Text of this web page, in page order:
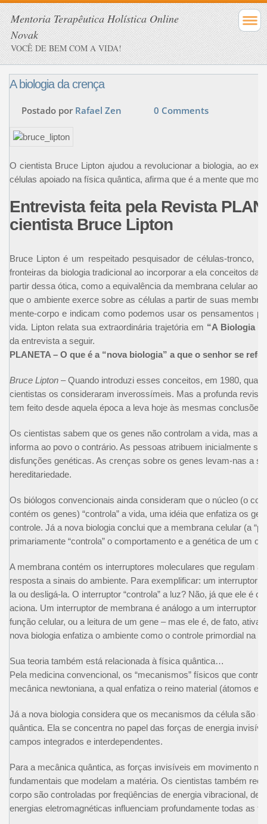
Mentoria Terapêutica Holística Online
Novak
VOCÊ DE BEM COM A VIDA!
A biologia da crença
Postado por Rafael Zen 0 Comments
O cientista Bruce Lipton ajudou a revolucionar a biologia, ao
células apoiado na física quântica, afirma que é a mente que
Entrevista feita pela Revista
cientista Bruce Lipton
Bruce Lipton é um respeitado pesquisador de células-tronco,
fronteiras da biologia tradicional ao incorporar a ela conceitos da
partir dessa ótica, como a equivalência da membrana celular ao
que o ambiente exerce sobre as células a partir de suas
mente-corpo e indicam como podemos usar os pensamentos
vida. Lipton relata sua extraordinária trajetória em “A Biologia
da entrevista a seguir.
PLANETA – O que é a “nova biologia” a que o senhor se
Bruce Lipton– Quando introduzi esses conceitos, em 1980,
cientistas os consideraram inverossímeis. Mas a profunda
tem feito desde aquela época a leva hoje às mesmas conclusões
Os cientistas sabem que os genes não controlam a vida, mas a
informa ao povo o contrário. As pessoas atribuem inicialmente
disfunções genéticas. As crenças sobre os genes levam-nas a
hereditariedade.
Os biólogos convencionais ainda consideram que o núcleo (o
contém os genes) “controla” a vida, uma idéia que enfatiza os
controle. Já a nova biologia conclui que a membrana celular (a
primariamente “controla” o comportamento e a genética de um
A membrana contém os interruptores moleculares que regulam
resposta a sinais do ambiente. Para exemplificar: um interruptor
la ou desligá-la. O interruptor “controla” a luz? Não, já que ele é
aciona. Um interruptor de membrana é análogo a um interruptor
função celular, ou a leitura de um gene – mas ele é, de fato,
nova biologia enfatiza o ambiente como o controle primordial na
Sua teoria também está relacionada à física quântica…
Pela medicina convencional, os “mecanismos” físicos que
mecânica newtoniana, a qual enfatiza o reino material (átomos e
Já a nova biologia considera que os mecanismos da célula são
quântica. Ela se concentra no papel das forças de energia
campos integrados e interdependentes.
Para a mecânica quântica, as forças invisíveis em movimento
fundamentais que modelam a matéria. Os cientistas também
corpo são controladas por freqüências de energia vibracional, de
energias eletromagnéticas influenciam profundamente todas as